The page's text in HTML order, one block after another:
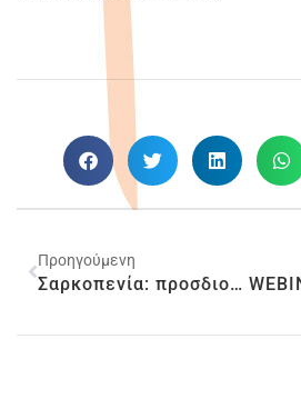
Προηγούμενη
Σαρκοπενία: προσδιορίζοντας τον γνωστό άγνωστο